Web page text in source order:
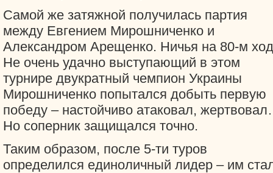
Самой же затяжной получилась партия
между Евгением Мирошниченко и
Александром Арещенко. Ничья на 80-м
Не очень удачно выступающий в этом
турнире двукратный чемпион Украины
Мирошниченко попытался добыть первую
победу – настойчиво атаковал,
Но соперник защищался точно.
Таким образом, после 5-ти туров
определился единоличный лидер – им